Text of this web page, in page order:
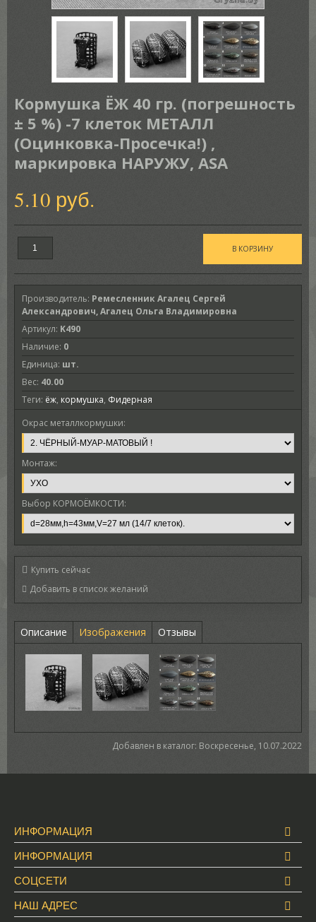
Кормушка ЁЖ 40 гр. (погрешность
± 5 %) -7 клеток МЕТАЛЛ
(Оцинковка-Просечка!) ,
маркировка НАРУЖУ, ASA
5.10 руб.
Производитель: Ремесленник Агалец Сергей
Александрович, Агалец Ольга Владимировна
Артикул: K490
Наличие: 0
Единица: шт.
Вес: 40.00
Теги: ёж, кормушка, Фидерная
Окрас металлкормушки:
Монтаж:
Выбор КОРМОЁМКОСТИ:
Купить сейчас
Описание Изображения Отзывы
Добавлен в каталог: Воскресенье, 10.07.2022
ИНФОРМАЦИЯ
ИНФОРМАЦИЯ
СОЦСЕТИ
НАШ АДРЕС